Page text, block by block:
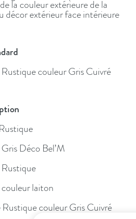
la couleur extérieure de la
décor extérieur face intérieure
couleur Gris Cuivré
Déco Bel’M
Rustique
couleur laiton
Rustique couleur Gris Cuivré